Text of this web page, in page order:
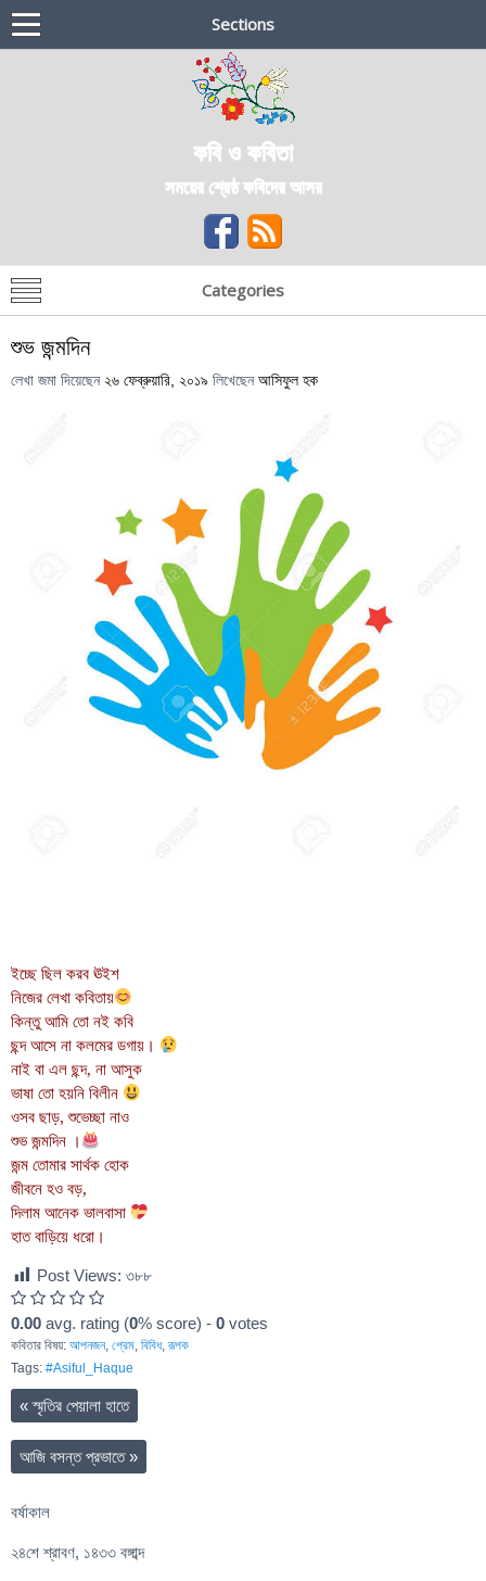
Sections
কবি ও কবিতা
সময়ের শ্রেষ্ঠ কবিদের আসর
Categories
শুভ জন্মদিন
লেখা জমা দিয়েছেন ২৬ ফেব্রুয়ারি, ২০১৯ লিখেছেন আসিফুল হক
ইচ্ছে ছিল করব ঊইশ
নিজের লেখা কবিতায়
কিন্তু আমি তো নই কবি
ছন্দ আসে না কলমের ডগায়।
নাই বা এল ছন্দ, না আসুক
ভাষা তো হয়নি বিলীন
ওসব ছাড়, শুভেচ্ছা নাও
শুভ জন্মদিন ।
জন্ম তোমার সার্থক হোক
জীবনে হও বড়,
দিলাম আনেক ভালবাসা
হাত বাড়িয়ে ধরো।
Post Views: ৩৮৮
0.00 avg. rating (0% score) - 0 votes
কবিতার বিষয়: আপনজন, প্রেম বিবিধ,রূপক
Tags: #Asiful_Haque
«স্মৃতির পেয়ালা হাতে
আজি বসন্ত প্রভাতে»
বর্ষাকাল
২৪শে শ্রাবণ, ১৪৩৩ বঙ্গাব্দ